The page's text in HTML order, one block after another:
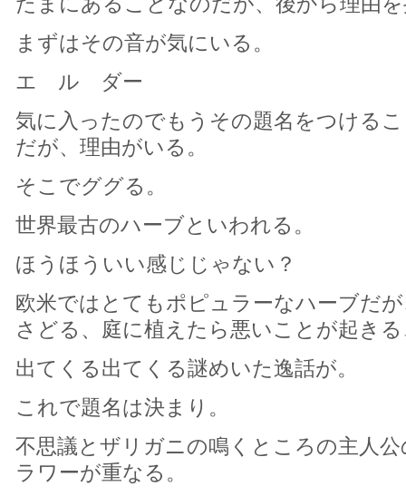
まずはその音が気にいる。
エ ル ダー
気に入ったのでもうその題名をつける
だが、理由がいる。
そこでググる。
世界最古のハーブといわれる。
ほうほういい感じじゃない？
欧米ではとてもポピュラーなハーブだ
さどる、庭に植えたら悪いことが起き
出てくる出てくる謎めいた逸話が。
これで題名は決まり。
不思議とザリガニの鳴くところの主人
ラワーが重なる。